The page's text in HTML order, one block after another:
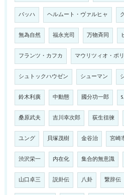
バッハ ヘルムート・ヴァルヒャ
無為自然 福永光司 万物斉同
フランツ・カフカ マウリツィオ・ポ
シュトックハウゼン シューマン
鈴木利廣 中動態 國分功一郎
桑原武夫 吉川幸次郎 荻生徂徠
ユング 貝塚茂樹 金谷治 宮崎
渋沢栄一 内在化 集合的無意識
山口卓三 説卦伝 八卦 繋辞伝